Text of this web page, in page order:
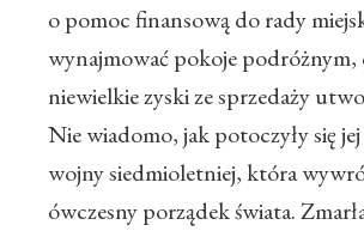
o pomoc finansową do rady
wynajmować pokoje podróżnym,
niewielkie zyski ze sprzedaży
Nie wiadomo, jak potoczyły się
wojny siedmioletniej, która
ówczesny porządek świata.